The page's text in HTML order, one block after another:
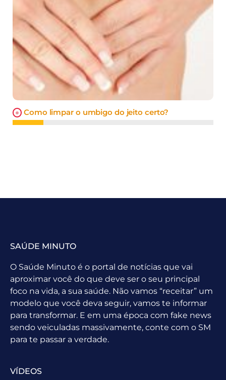
Como limpar o umbigo do jeito certo?
SAÚDE MINUTO
O Saúde Minuto é o portal de notícias que vai
aproximar você do que deve ser o seu principal
foco na vida, a sua saúde. Não vamos “receitar” um
modelo que você deva seguir, vamos te informar
para transformar. E em uma época com fake news
sendo veiculadas massivamente, conte com o SM
para te passar a verdade.
VÍDEOS